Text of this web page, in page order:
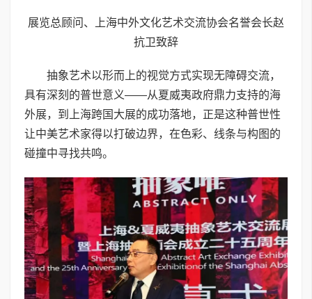
展览总顾问、上海中外文化艺术交流协会名誉会长赵
抗卫致辞
抽象艺术以形而上的视觉方式实现无障碍交流，
具有深刻的普世意义——从夏威夷政府鼎力支持的海
外展，到上海跨国大展的成功落地，正是这种普世性
让中美艺术家得以打破边界，在色彩、线条与构图的
碰撞中寻找共鸣。